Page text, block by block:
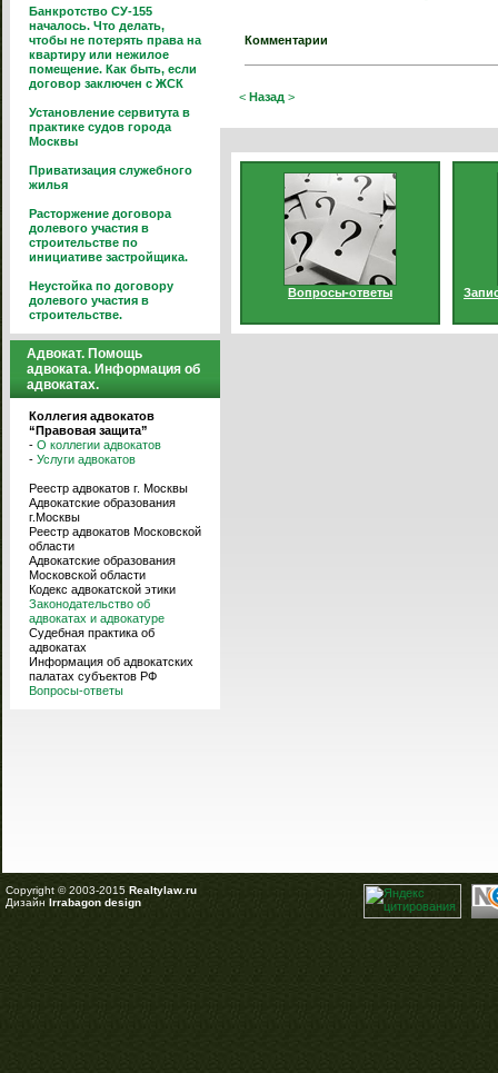
Банкротство СУ-155
началось. Что делать,
чтобы не потерять права на
квартиру или нежилое
помещение. Как быть, если
договор заключен с ЖСК
Установление сервитута в
практике судов города
Москвы
Приватизация служебного
жилья
Расторжение договора
долевого участия в
строительстве по
инициативе застройщика.
Неустойка по договору
долевого участия в
строительстве.
Адвокат. Помощь
адвоката. Информация об
адвокатах.
Коллегия адвокатов
“Правовая защита”
- О коллегии адвокатов
- Услуги адвокатов
Реестр адвокатов г. Москвы
Адвокатские образования
г.Москвы
Реестр адвокатов Московской
области
Адвокатские образования
Московской области
Кодекс адвокатской этики
Законодательство об
адвокатах и адвокатуре
Судебная практика об
адвокатах
Информация об адвокатских
палатах субъектов РФ
Вопросы-ответы
Комментарии
< Назад >
Вопросы-ответы
Copyright © 2003-2015 Realtylaw.ru
Дизайн Irrabagon design